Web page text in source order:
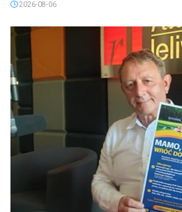
2026-08-06